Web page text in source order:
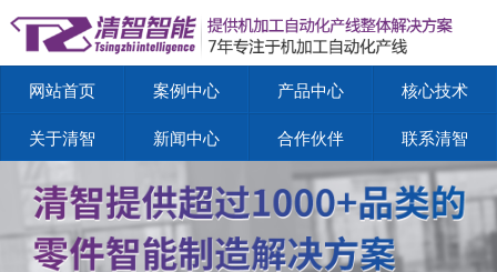
网站首页 案例中心 产品中心 核心技术
关于清智 新闻中心 合作伙伴 联系清智